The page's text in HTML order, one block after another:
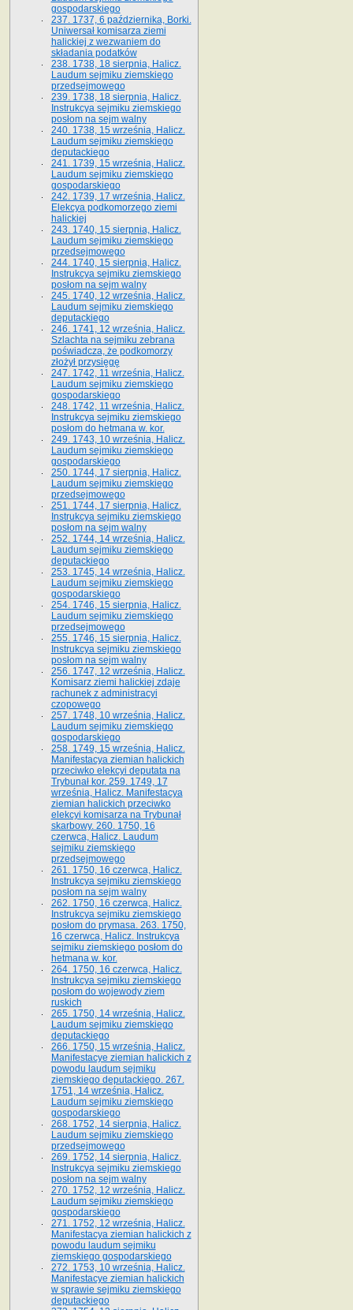
gospodarskiego
237. 1737, 6 października, Borki.
Uniwersał komisarza ziemi
halickiej z wezwaniem do
składania podatków
238. 1738, 18 sierpnia, Halicz.
Laudum sejmiku ziemskiego
przedsejmowego
239. 1738, 18 sierpnia, Halicz.
Instrukcya sejmiku ziemskiego
posłom na sejm walny
240. 1738, 15 września, Halicz.
Laudum sejmiku ziemskiego
deputackiego
241. 1739, 15 września, Halicz.
Laudum sejmiku ziemskiego
gospodarskiego
242. 1739, 17 września, Halicz.
Elekcya podkomorzego ziemi
halickiej
243. 1740, 15 sierpnia, Halicz.
Laudum sejmiku ziemskiego
przedsejmowego
244. 1740, 15 sierpnia, Halicz.
Instrukcya sejmiku ziemskiego
posłom na sejm walny
245. 1740, 12 września, Halicz.
Laudum sejmiku ziemskiego
deputackiego
246. 1741, 12 września, Halicz.
Szlachta na sejmiku zebrana
poświadcza, że podkomorzy
złożył przysięgę
247. 1742, 11 września, Halicz.
Laudum sejmiku ziemskiego
gospodarskiego
248. 1742, 11 września, Halicz.
Instrukcya sejmiku ziemskiego
posłom do hetmana w. kor.
249. 1743, 10 września, Halicz.
Laudum sejmiku ziemskiego
gospodarskiego
250. 1744, 17 sierpnia, Halicz.
Laudum sejmiku ziemskiego
przedsejmowego
251. 1744, 17 sierpnia, Halicz.
Instrukcya sejmiku ziemskiego
posłom na sejm walny
252. 1744, 14 września, Halicz.
Laudum sejmiku ziemskiego
deputackiego
253. 1745, 14 września, Halicz.
Laudum sejmiku ziemskiego
gospodarskiego
254. 1746, 15 sierpnia, Halicz.
Laudum sejmiku ziemskiego
przedsejmowego
255. 1746, 15 sierpnia, Halicz.
Instrukcya sejmiku ziemskiego
posłom na sejm walny
256. 1747, 12 września, Halicz.
Komisarz ziemi halickiej zdaje
rachunek z administracyi
czopowego
257. 1748, 10 września, Halicz.
Laudum sejmiku ziemskiego
gospodarskiego
258. 1749, 15 września, Halicz.
Manifestacya ziemian halickich
przeciwko elekcyi deputata na
Trybunał kor. 259. 1749, 17
września, Halicz. Manifestacya
ziemian halickich przeciwko
elekcyi komisarza na Trybunał
skarbowy. 260. 1750, 16
czerwca, Halicz. Laudum
sejmiku ziemskiego
przedsejmowego
261. 1750, 16 czerwca, Halicz.
Instrukcya sejmiku ziemskiego
posłom na sejm walny
262. 1750, 16 czerwca, Halicz.
Instrukcya sejmiku ziemskiego
posłom do prymasa. 263. 1750,
16 czerwca, Halicz. Instrukcya
sejmiku ziemskiego posłom do
hetmana w. kor.
264. 1750, 16 czerwca, Halicz.
Instrukcya sejmiku ziemskiego
posłom do wojewody ziem
ruskich
265. 1750, 14 września, Halicz.
Laudum sejmiku ziemskiego
deputackiego
266. 1750, 15 września, Halicz.
Manifestacye ziemian halickich z
powodu laudum sejmiku
ziemskiego deputackiego. 267.
1751, 14 września, Halicz.
Laudum sejmiku ziemskiego
gospodarskiego
268. 1752, 14 sierpnia, Halicz.
Laudum sejmiku ziemskiego
przedsejmowego
269. 1752, 14 sierpnia, Halicz.
Instrukcya sejmiku ziemskiego
posłom na sejm walny
270. 1752, 12 września, Halicz.
Laudum sejmiku ziemskiego
gospodarskiego
271. 1752, 12 września, Halicz.
Manifestacya ziemian halickich z
powodu laudum sejmiku
ziemskiego gospodarskiego
272. 1753, 10 września, Halicz.
Manifestacye ziemian halickich
w sprawie sejmiku ziemskiego
deputackiego